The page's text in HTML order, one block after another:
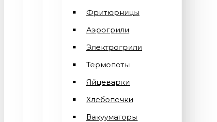
Фритюрницы
Аэрогрили
Электрогрили
Термопоты
Яйцеварки
Хлебопечки
Вакууматоры